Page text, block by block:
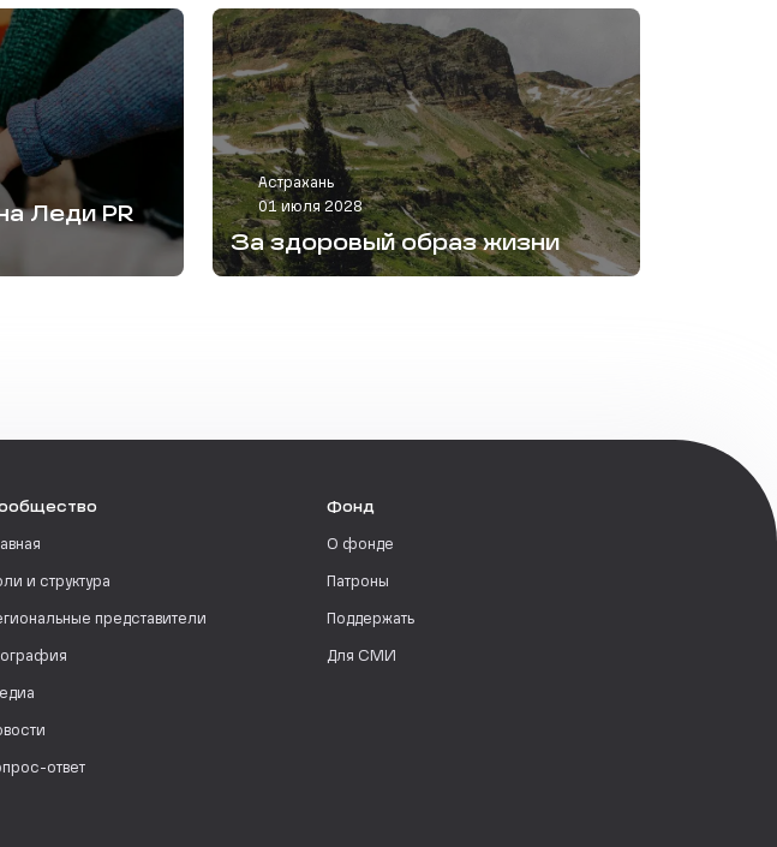
Леди PR
Астрахань
01 июля 2028
За здоровый образ жизни
и структура
представители
ответ
Фонд
О фонде
Патроны
Поддержать
Для СМИ